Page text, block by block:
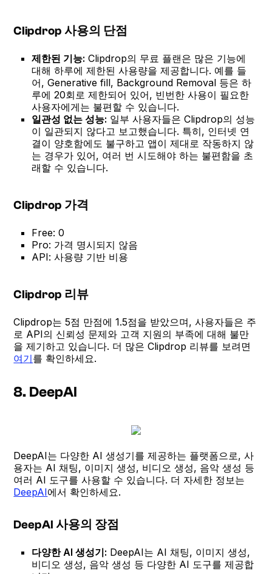
Clipdrop 사용의 단점
제한된 기능: Clipdrop의 무료 플랜은 많은 기능에
대해 하루에 제한된 사용량을 제공합니다. 예를 들
어, Generative fill, Background Removal 등은 하
루에 20회로 제한되어 있어, 빈번한 사용이 필요한
사용자에게는 불편할 수 있습니다.
일관성 없는 성능: 일부 사용자들은 Clipdrop의 성능
이 일관되지 않다고 보고했습니다. 특히, 인터넷 연
결이 양호함에도 불구하고 앱이 제대로 작동하지 않
는 경우가 있어, 여러 번 시도해야 하는 불편함을 초
래할 수 있습니다.
Clipdrop 가격
Free: 0
Pro: 가격 명시되지 않음
API: 사용량 기반 비용
Clipdrop 리뷰
Clipdrop는 5점 만점에 1.5점을 받았으며, 사용자들은 주
로 API의 신뢰성 문제와 고객 지원의 부족에 대해 불만
을 제기하고 있습니다. 더 많은 Clipdrop 리뷰를 보려면
여기를 확인하세요.
8. DeepAI
DeepAI는 다양한 AI 생성기를 제공하는 플랫폼으로, 사
용자는 AI 채팅, 이미지 생성, 비디오 생성, 음악 생성 등
여러 AI 도구를 사용할 수 있습니다. 더 자세한 정보는
DeepAI에서 확인하세요.
DeepAI 사용의 장점
다양한 AI 생성기: DeepAI는 AI 채팅, 이미지 생성,
비디오 생성, 음악 생성 등 다양한 AI 도구를 제공합